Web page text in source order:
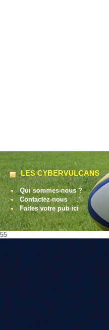
LES CYBERVULCANS
Qui sommes-nous ?
Contactez-nous
Faites votre pub ici
55